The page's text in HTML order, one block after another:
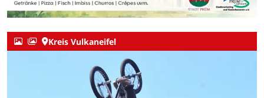
Kreis Vulkaneifel